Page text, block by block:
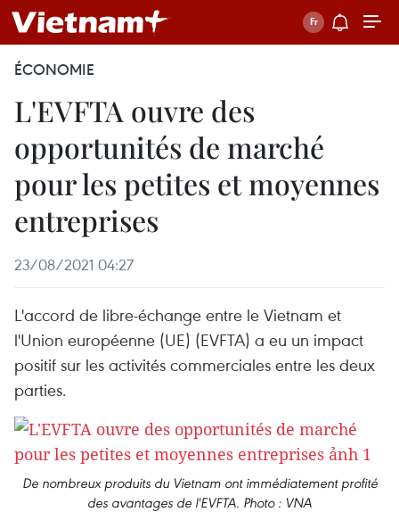
ÉCONOMIE
L'EVFTA ouvre des
opportunités de marché
pour les petites et moyennes
entreprises
23/08/2021 04:27
L'accord de libre-échange entre le Vietnam et
l'Union européenne (UE) (EVFTA) a eu un impact
positif sur les activités commerciales entre les deux
parties.
De nombreux produits du Vietnam ont immédiatement profité
des avantages de l'EVFTA. Photo : VNA